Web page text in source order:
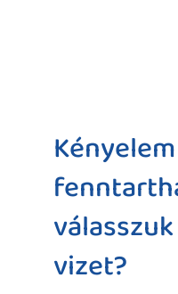
vizet?